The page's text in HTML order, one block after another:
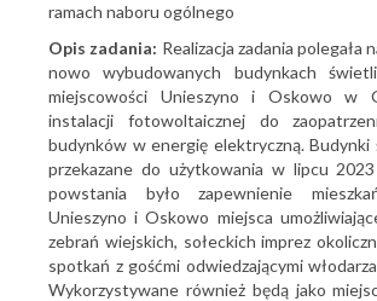
ramach naboru ogólnego
Opis zadania: Realizacja zadania polegała
nowo wybudowanych budynkach
miejscowości Unieszyno i Oskowo w
instalacji fotowoltaicznej do
budynków w energię elektryczną. Budynki
przekazane do użytkowania w lipcu
powstania było zapewnienie
Unieszyno i Oskowo miejsca
zebrań wiejskich, sołeckich imprez
spotkań z gośćmi odwiedzającymi
Wykorzystywane również będą jako